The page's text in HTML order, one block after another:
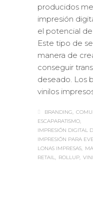
producidos
impresión
el potencial
Este tipo de
manera de
conseguir
deseado. Los
vinilos
BRANDING
ESCAPARATISMO
IMPRESIÓN DIGITAL
IMPRESIÓN PARA
LONAS IMPRESAS
RETAIL
ROLLUP